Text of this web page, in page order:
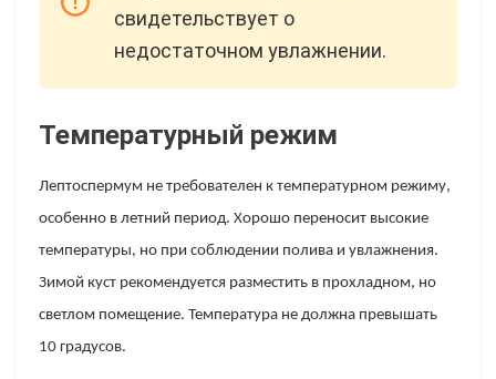
свидетельствует о
недостаточном увлажнении.
Температурный режим
Лептоспермум не требователен к температурном режиму,
особенно в летний период. Хорошо переносит высокие
температуры, но при соблюдении полива и увлажнения.
Зимой куст рекомендуется разместить в прохладном, но
светлом помещение. Температура не должна превышать
10 градусов.